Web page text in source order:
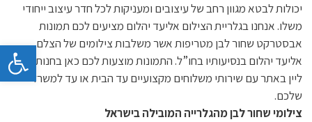
יכולות לבטא מגוון רחב של עיצובים ומעניקות לכל חדר עיצוב ייחודי
משלו. אנחנו בגלריית הצילום אליעד יהלום מציעים לכם תמונות
אבסטרקט שחור לבן מטריפות אשר משלבות צילומים של הצלם
אליעד יהלום בנסיעותיו בחו”ל. התמונות מוצעות לכם כאן בחנות האון
ליין באתר עם שירותי משלוחים מקצועיים עד הבית או עד למשרד
שלכם.
צילומי שחור לבן מהגלרייה המובילה בישראל